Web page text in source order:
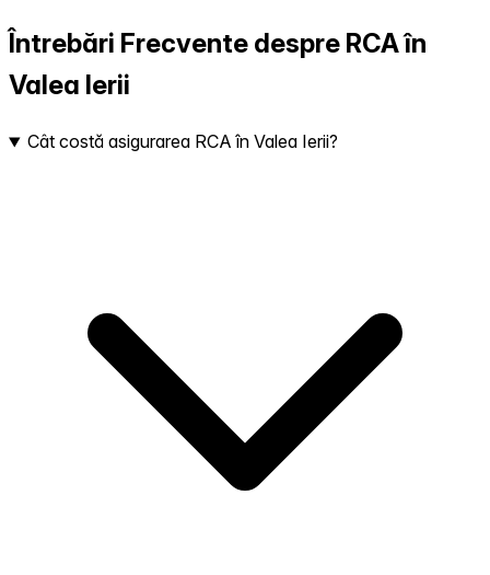
Întrebări Frecvente despre RCA în
Valea Ierii
Cât costă asigurarea RCA în Valea Ierii?